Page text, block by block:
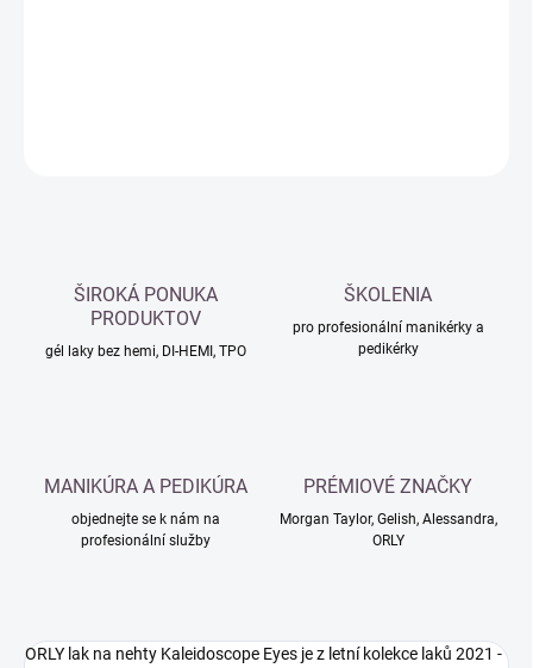
ŠIROKÁ PONUKA
PRODUKTOV
gél laky bez hemi, DI-HEMI, TPO
ŠKOLENIA
pro profesionální manikérky a
pedikérky
MANIKÚRA A PEDIKÚRA
objednejte se k nám na
profesionální služby
PRÉMIOVÉ ZNAČKY
Morgan Taylor, Gelish, Alessandra,
ORLY
ORLY lak na nehty Kaleidoscope Eyes je z letní kolekce laků 2021 -